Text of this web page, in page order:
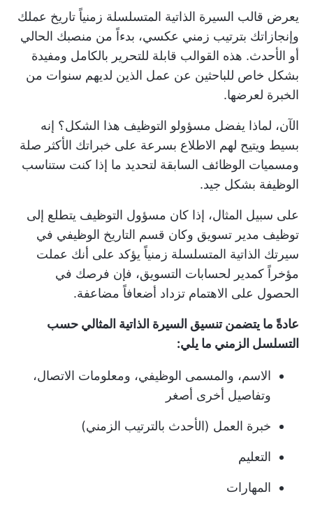
يعرض قالب السيرة الذاتية المتسلسلة زمنياً تاريخ عملك
وإنجازاتك بترتيب زمني عكسي، بدءاً من منصبك الحالي
أو الأحدث. هذه القوالب قابلة للتحرير بالكامل ومفيدة
بشكل خاص للباحثين عن عمل الذين لديهم سنوات من
الخبرة لعرضها.
الآن، لماذا يفضل مسؤولو التوظيف هذا الشكل؟ إنه
بسيط ويتيح لهم الاطلاع بسرعة على خبراتك الأكثر صلة
ومسميات الوظائف السابقة لتحديد ما إذا كنت ستناسب
الوظيفة بشكل جيد.
على سبيل المثال، إذا كان مسؤول التوظيف يتطلع إلى
توظيف مدير تسويق وكان قسم التاريخ الوظيفي في
سيرتك الذاتية المتسلسلة زمنياً يؤكد على أنك عملت
مؤخراً كمدير لحسابات التسويق، فإن فرصك في
الحصول على الاهتمام تزداد أضعافاً مضاعفة.
عادةً ما يتضمن تنسيق السيرة الذاتية المثالي حسب
التسلسل الزمني ما يلي:
الاسم، والمسمى الوظيفي، ومعلومات الاتصال،
وتفاصيل أخرى أصغر
خبرة العمل (الأحدث بالترتيب الزمني)
التعليم
المهارات